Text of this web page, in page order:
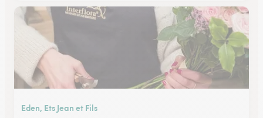
Eden, Ets Jean et Fils